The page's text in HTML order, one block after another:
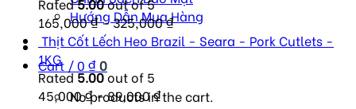
Hướng Dẫn Mua Hàng
Cart /0 ₫0
No products in the cart.
165,000₫–325,000₫
Thịt Cốt Lếch Heo Brazil - Seara - Pork Cutlets -
1KG
Rated5.00out of 5
45,000₫–89,000₫